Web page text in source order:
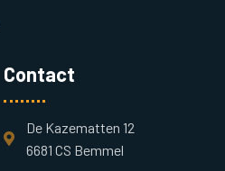
Contact
De Kazematten 12
6681 CS Bemmel